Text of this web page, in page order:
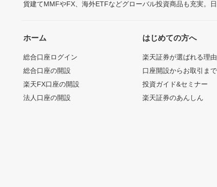
貨建てMMFやFX、海外ETFなどグローバル投資商品も充実。
ホーム
総合口座ログイン
総合口座の開設
楽天FX口座の開設
法人口座の開設
はじめての方へ
楽天証券が選ばれる理由
口座開設からお取引ま
投資ガイド&セミナー
楽天証券のあんしん